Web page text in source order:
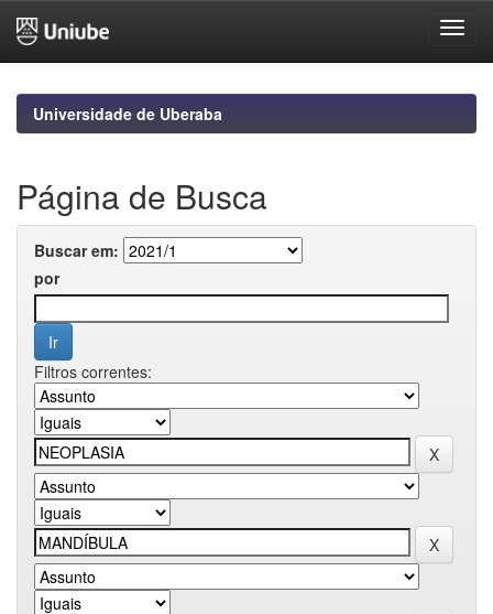
navigationUniversidade de Uberaba
Página de Busca
Buscar em:
por
Filtros correntes: